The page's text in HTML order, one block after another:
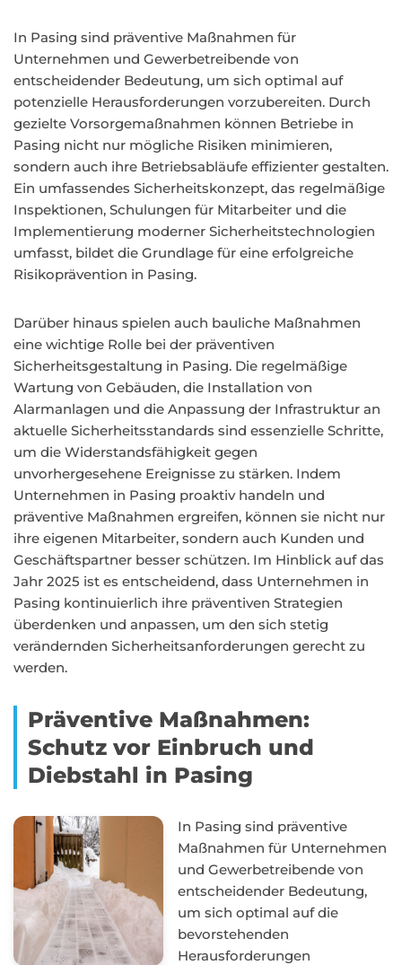
In Pasing sind präventive Maßnahmen für
Unternehmen und Gewerbetreibende von
entscheidender Bedeutung, um sich optimal auf
potenzielle Herausforderungen vorzubereiten. Durch
gezielte Vorsorgemaßnahmen können Betriebe in
Pasing nicht nur mögliche Risiken minimieren,
sondern auch ihre Betriebsabläufe effizienter gestalten.
Ein umfassendes Sicherheitskonzept, das regelmäßige
Inspektionen, Schulungen für Mitarbeiter und die
Implementierung moderner Sicherheitstechnologien
umfasst, bildet die Grundlage für eine erfolgreiche
Risikoprävention in Pasing.
Darüber hinaus spielen auch bauliche Maßnahmen
eine wichtige Rolle bei der präventiven
Sicherheitsgestaltung in Pasing. Die regelmäßige
Wartung von Gebäuden, die Installation von
Alarmanlagen und die Anpassung der Infrastruktur an
aktuelle Sicherheitsstandards sind essenzielle Schritte,
um die Widerstandsfähigkeit gegen
unvorhergesehene Ereignisse zu stärken. Indem
Unternehmen in Pasing proaktiv handeln und
präventive Maßnahmen ergreifen, können sie nicht nur
ihre eigenen Mitarbeiter, sondern auch Kunden und
Geschäftspartner besser schützen. Im Hinblick auf das
Jahr 2025 ist es entscheidend, dass Unternehmen in
Pasing kontinuierlich ihre präventiven Strategien
überdenken und anpassen, um den sich stetig
verändernden Sicherheitsanforderungen gerecht zu
werden.
Präventive Maßnahmen:
Schutz vor Einbruch und
Diebstahl in Pasing
In Pasing sind präventive
Maßnahmen für Unternehmen
und Gewerbetreibende von
entscheidender Bedeutung,
um sich optimal auf die
bevorstehenden
Herausforderungen